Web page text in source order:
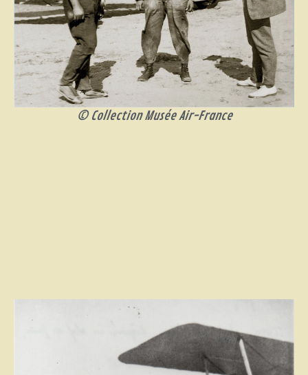
© Collection Musée Air-France